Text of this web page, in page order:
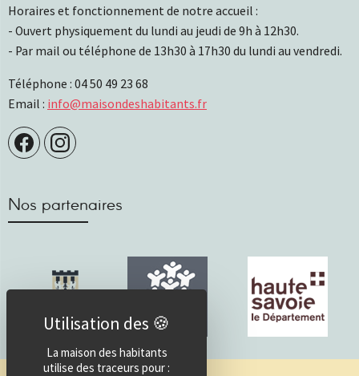
Horaires et fonctionnement de notre accueil :
- Ouvert physiquement du lundi au jeudi de 9h à 12h30.
- Par mail ou téléphone de 13h30 à 17h30 du lundi au vendredi.
Téléphone : 04 50 49 23 68
Email : info@maisondeshabitants.fr
Nos partenaires
La maison des habitants
utilise des traceurs pour :